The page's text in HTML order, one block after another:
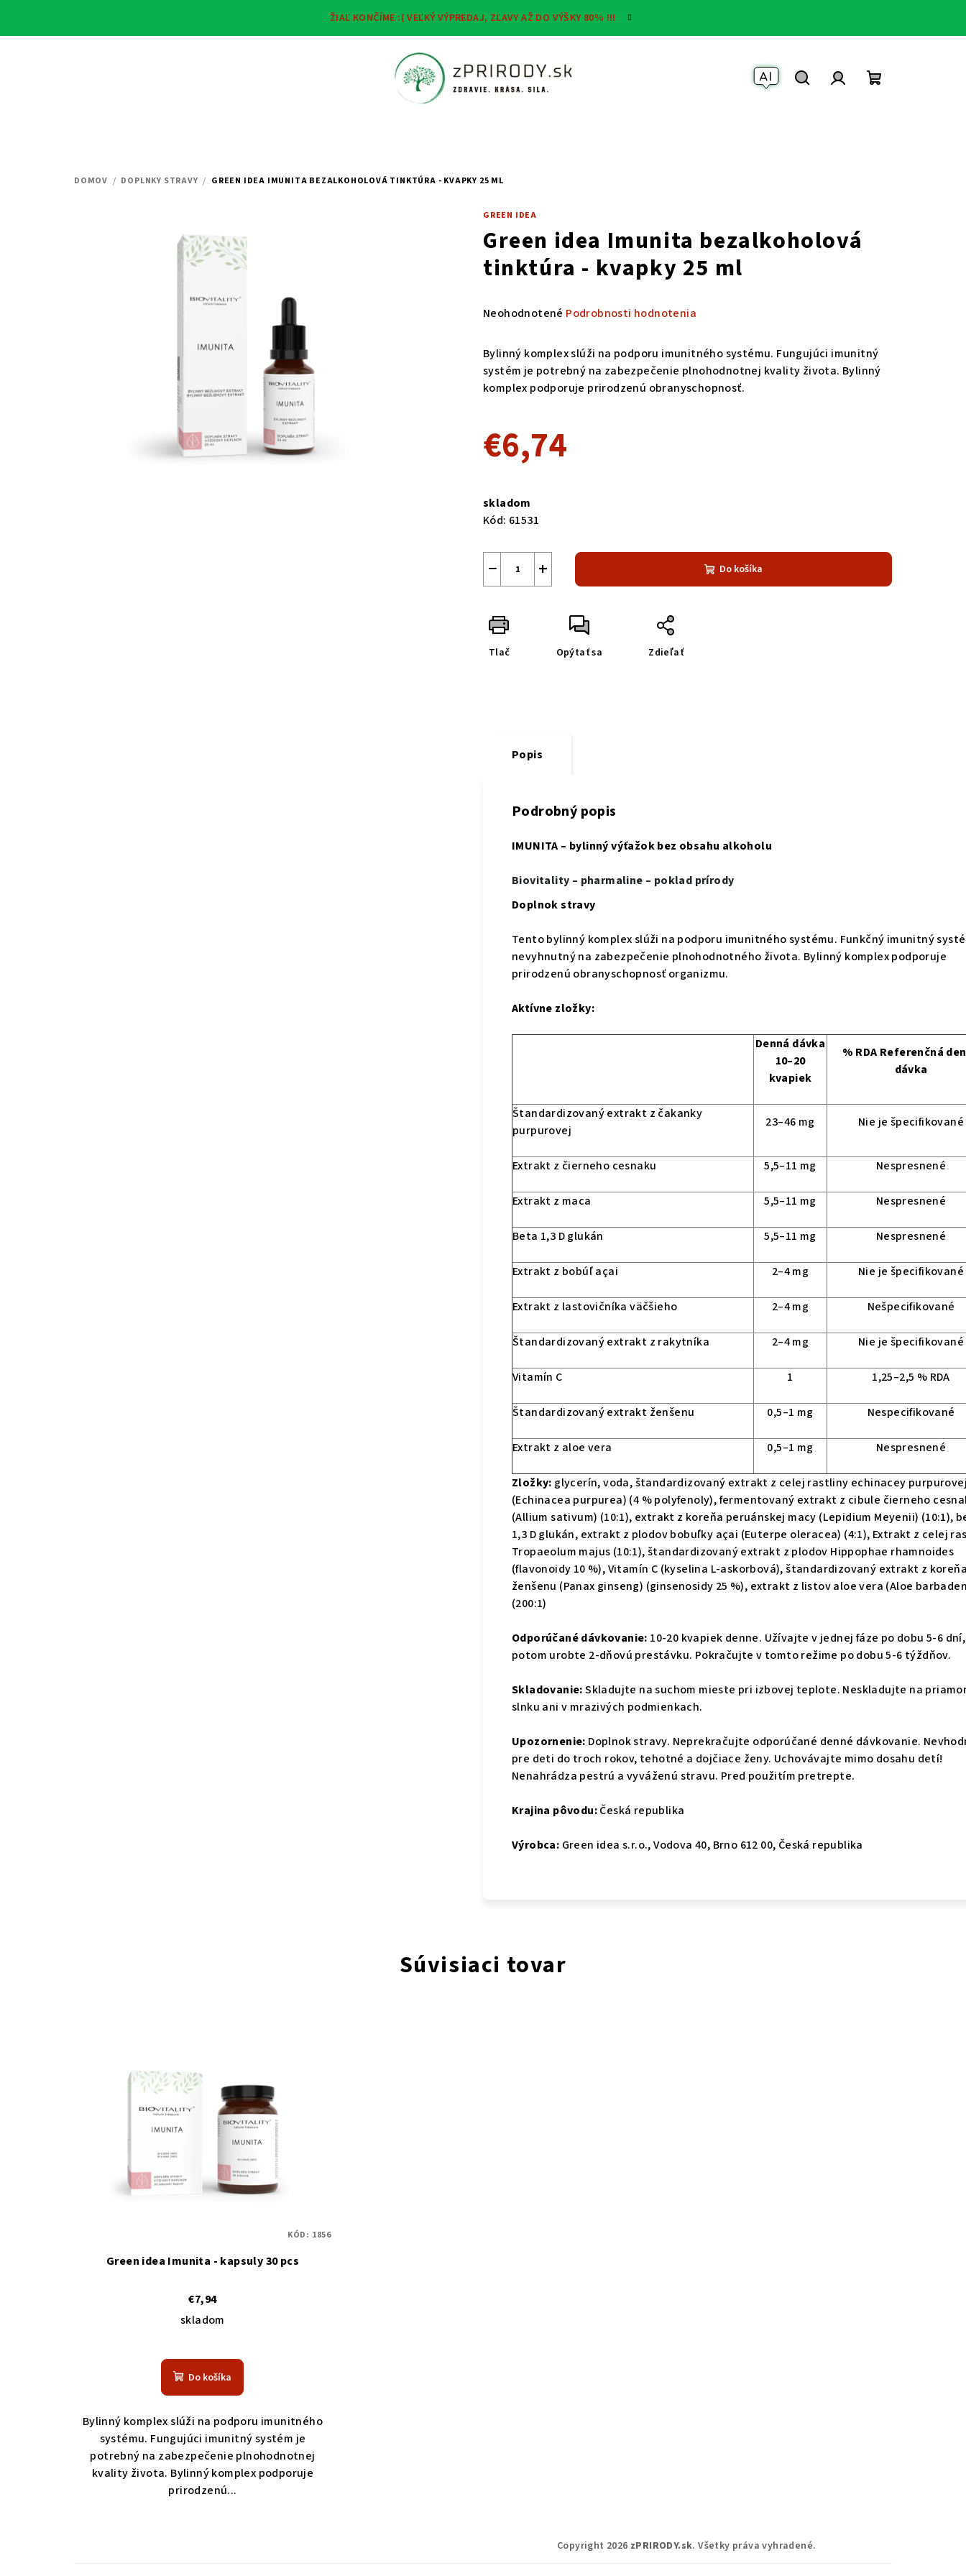
ŽIAĽ KONČÍME :( VEĽKÝ VÝPREDAJ, ZĽAVY AŽ DO VÝŠKY 80% !!!
DOMOV / DOPLNKY STRAVY / GREEN IDEA IMUNITA BEZALKOHOLOVÁ TINKTÚRA - KVAPKY 25 ML
GREEN IDEA
Green idea Imunita bezalkoholová
tinktúra - kvapky 25 ml
Priemerné
produktu
je
0,0
hviezdičiek.
Neohodnotené Podrobnosti hodnotenia
Bylinný komplex slúži na podporu imunitného systému. Fungujúci imunitný
systém je potrebný na zabezpečenie plnohodnotnej kvality života. Bylinný
komplex podporuje prirodzenú obranyschopnosť.
€6,74
cena:
skladom
Kód: 61531
+
− Do košíka
Tlač Opýtať sa Zdieľať
Popis
Podrobný popis
IMUNITA – bylinný výťažok bez obsahu alkoholu
Biovitality – pharmaline – poklad prírody
Doplnok stravy
Tento bylinný komplex slúži na podporu imunitného systému. Funkčný imunitný
nevyhnutný na zabezpečenie plnohodnotného života. Bylinný komplex podporuje
prirodzenú obranyschopnosť organizmu.
Aktívne zložky:
Denná dávka
10–20
kvapiek
% RDA Referenčná
dávka
Štandardizovaný extrakt z čakanky
purpurovej
23–46 mg Nie je špecifikované
Extrakt z čierneho cesnaku 5,5–11 mg Nespresnené
Extrakt z maca 5,5–11 mg Nespresnené
Beta 1,3 D glukán 5,5–11 mg Nespresnené
Extrakt z bobúľ açai 2–4 mg Nie je špecifikované
Extrakt z lastovičníka väčšieho 2–4 mg Nešpecifikované
Štandardizovaný extrakt z rakytníka 2–4 mg Nie je špecifikované
Vitamín C 1 1,25–2,5 % RDA
Štandardizovaný extrakt ženšenu 0,5–1 mg Nespecifikované
Extrakt z aloe vera 0,5–1 mg Nespresnené
Zložky: glycerín, voda, štandardizovaný extrakt z celej rastliny echinacey
(Echinacea purpurea) (4 % polyfenoly), fermentovaný extrakt z cibule čierneho
(Allium sativum) (10:1), extrakt z koreňa peruánskej macy (Lepidium Meyenii) (10:1),
1,3 D glukán, extrakt z plodov bobuľky açai (Euterpe oleracea) (4:1), Extrakt z celej
Tropaeolum majus (10:1), štandardizovaný extrakt z plodov Hippophae rhamnoides
(flavonoidy 10 %), Vitamín C (kyselina L-askorbová), štandardizovaný extrakt z
ženšenu (Panax ginseng) (ginsenosidy 25 %), extrakt z listov aloe vera (Aloe
(200:1)
Odporúčané dávkovanie: 10-20 kvapiek denne. Užívajte v jednej fáze po dobu 5-6 dní,
potom urobte 2-dňovú prestávku. Pokračujte v tomto režime po dobu 5-6 týždňov.
Skladovanie:Skladujte na suchom mieste pri izbovej teplote. Neskladujte na
slnku ani v mrazivých podmienkach.
Upozornenie: Doplnok stravy. Neprekračujte odporúčané denné dávkovanie.
pre deti do troch rokov, tehotné a dojčiace ženy. Uchovávajte mimo dosahu detí!
Nenahrádza pestrú a vyváženú stravu. Pred použitím pretrepte.
Krajina pôvodu:Česká republika
Výrobca: Green idea s.r.o., Vodova 40, Brno 612 00, Česká republika
Súvisiaci tovar
Green idea Imunita - kapsuly 30 pcs
€7,94
skladom
Do košíka
Bylinný komplex slúži na podporu imunitného
systému. Fungujúci imunitný systém je
potrebný na zabezpečenie plnohodnotnej
kvality života. Bylinný komplex podporuje
prirodzenú...
KÓD: 1856
Copyright 2026 zPRIRODY.sk. Všetky práva vyhradené.